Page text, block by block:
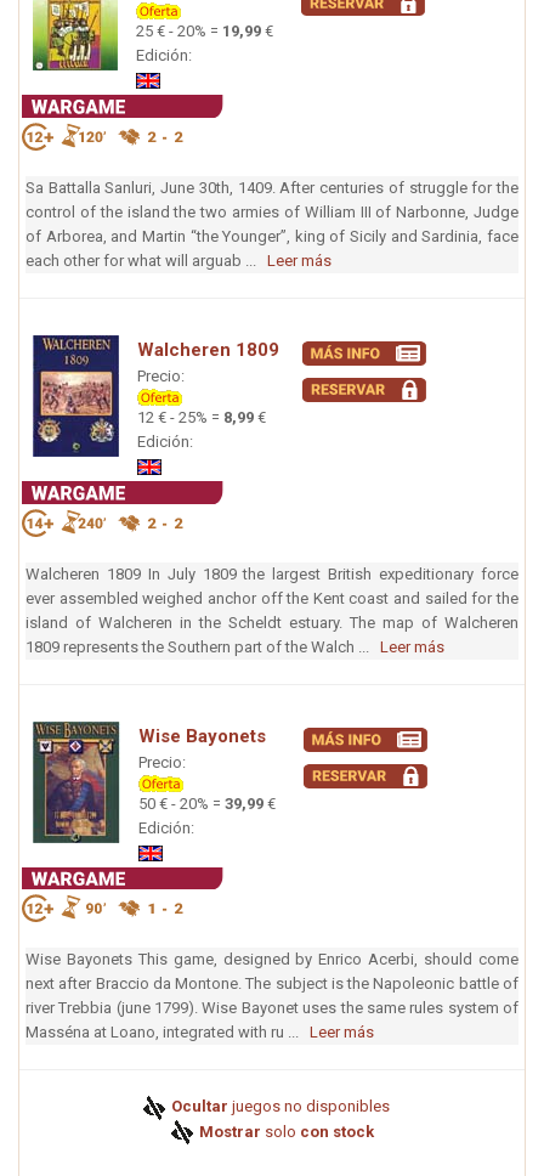
25 € - 20% = 19,99 €
Edición:
Sa Battalla Sanluri, June 30th, 1409. After centuries of struggle for the
control of the island the two armies of William III of Narbonne, Judge
of Arborea, and Martin “the Younger”, king of Sicily and Sardinia, face
each other for what will arguab ... Leer más
Walcheren 1809
Precio:
12 € - 25% = 8,99 €
Edición:
Walcheren 1809 In July 1809 the largest British expeditionary force
ever assembled weighed anchor off the Kent coast and sailed for the
island of Walcheren in the Scheldt estuary. The map of Walcheren
1809 represents the Southern part of the Walch ... Leer más
Wise Bayonets
Precio:
50 € - 20% = 39,99 €
Edición:
Wise Bayonets This game, designed by Enrico Acerbi, should come
next after Braccio da Montone. The subject is the Napoleonic battle of
river Trebbia (june 1799). Wise Bayonet uses the same rules system of
Masséna at Loano, integrated with ru ... Leer más
Ocultar juegos no disponibles
Mostrar solo con stock